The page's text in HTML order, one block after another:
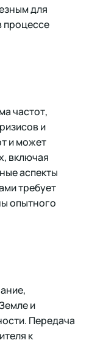
для
процессе
частот,
и
и может
включая
аспекты
требует
опытного
и
Передача
к